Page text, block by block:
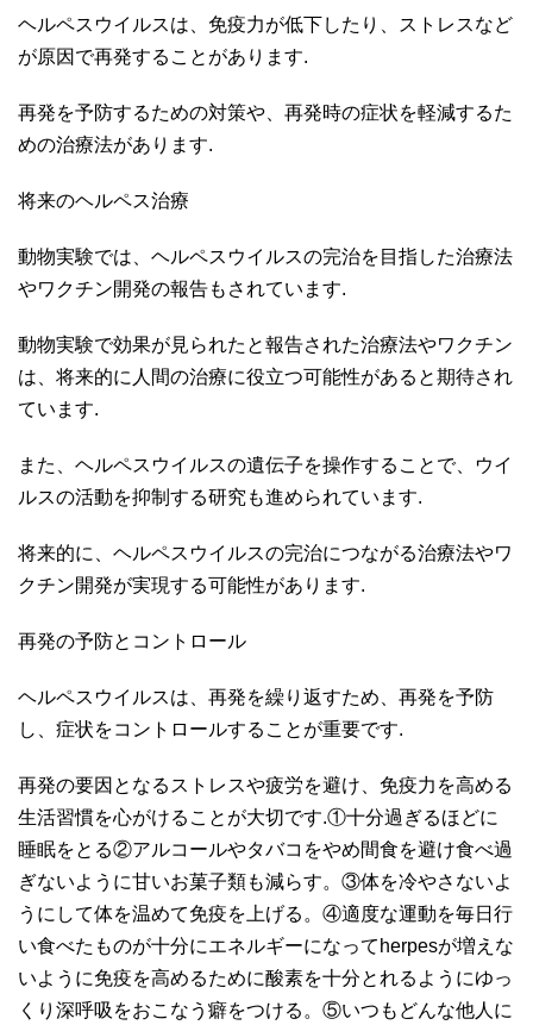
ヘルペスウイルスは、免疫力が低下したり、ストレスなど
が原因で再発することがあります.
再発を予防するための対策や、再発時の症状を軽減するた
めの治療法があります.
将来のヘルペス治療
動物実験では、ヘルペスウイルスの完治を目指した治療法
やワクチン開発の報告もされています.
動物実験で効果が見られたと報告された治療法やワクチン
は、将来的に人間の治療に役立つ可能性があると期待され
ています.
また、ヘルペスウイルスの遺伝子を操作することで、ウイ
ルスの活動を抑制する研究も進められています.
将来的に、ヘルペスウイルスの完治につながる治療法やワ
クチン開発が実現する可能性があります.
再発の予防とコントロール
ヘルペスウイルスは、再発を繰り返すため、再発を予防
し、症状をコントロールすることが重要です.
再発の要因となるストレスや疲労を避け、免疫力を高める
生活習慣を心がけることが大切です. ①十分過ぎるほどに
睡眠をとる②アルコールやタバコをやめ間食を避け食べ過
ぎないように甘いお菓子類も減らす。③体を冷やさないよ
うにして体を温めて免疫を上げる。④適度な運動を毎日行
い食べたものが十分にエネルギーになってherpesが増えな
いように免疫を高めるために酸素を十分とれるようにゆっ
くり深呼吸をおこなう癖をつける。⑤いつもどんな他人に